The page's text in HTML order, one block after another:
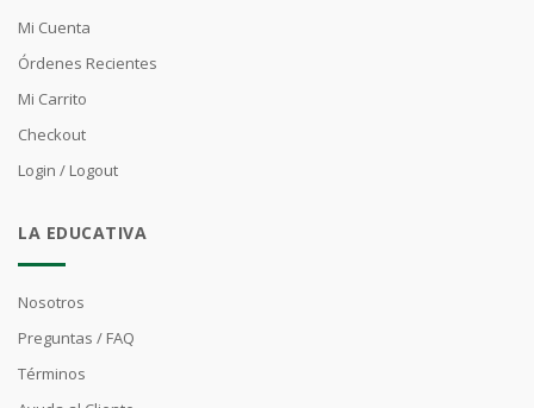
Mi Cuenta
Órdenes Recientes
Mi Carrito
Checkout
Login / Logout
LA EDUCATIVA
Nosotros
Preguntas / FAQ
Términos